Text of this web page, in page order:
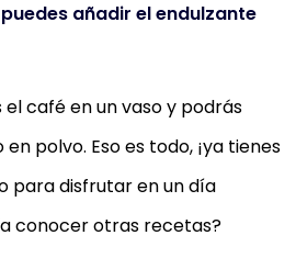
añadir el endulzante
café en un vaso y podrás
polvo. Eso es todo, ¡ya tienes
para disfrutar en un día
conocer otras recetas?